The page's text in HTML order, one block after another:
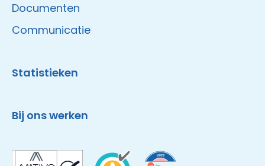
Documenten
Communicatie
Statistieken
Bij ons werken